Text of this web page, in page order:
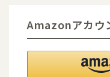
Amazonアカウ